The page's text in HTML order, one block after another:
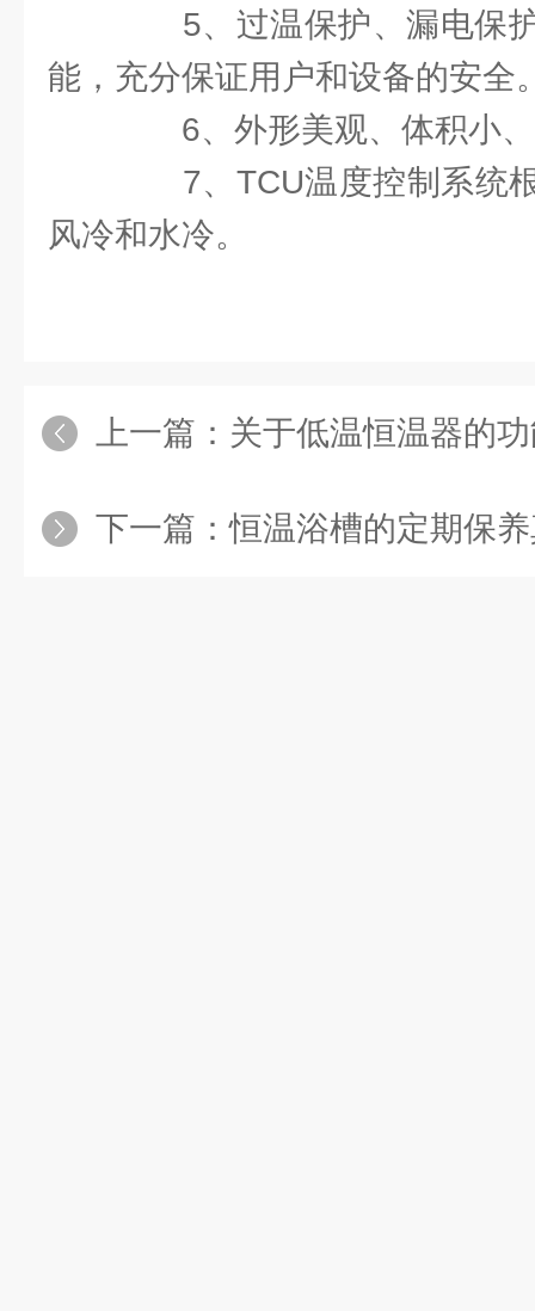
5、过温保护、漏电保护
能，充分保证用户和设备的安全
6、外形美观、体积小、
7、TCU温度控制系统根
风冷和水冷。
上一篇： 关于低温恒温器的功
下一篇：恒温浴槽的定期保